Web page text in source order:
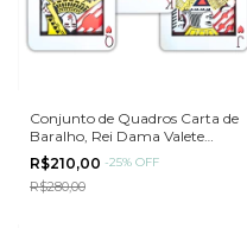
Conjunto de Quadros Carta de
Baralho, Rei Dama Valete
30cm
R$210,00 -25% OFF
R$280,00